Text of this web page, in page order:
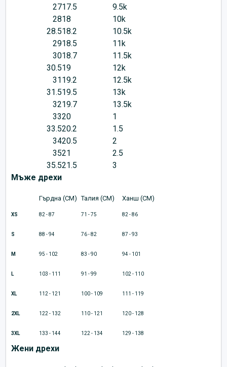
2717.5
9.5k
2818
10k
28.518.2
10.5k
2918.5
11k
3018.7
11.5k
30.519
12k
3119.2
12.5k
31.519.5
13k
3219.7
13.5k
3320
1
33.520.2
1.5
3420.5
2
3521
2.5
35.521.5
3
Мъже дрехи
Гърдна (CM) Талия (CM) Ханш (CM)
XS 82 - 87 71 - 75 82 - 86
S 88 - 94 76 - 82 87 - 93
M 95 - 102 83 - 90 94 - 101
L 103 - 111 91 - 99 102 - 110
XL 112 - 121 100 - 109 111 - 119
2XL 122 - 132 110 - 121 120 - 128
3XL 133 - 144 122 - 134 129 - 138
Жени дрехи